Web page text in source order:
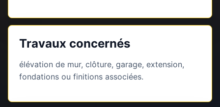
Travaux concernés
élévation de mur, clôture, garage, extension,
fondations ou finitions associées.